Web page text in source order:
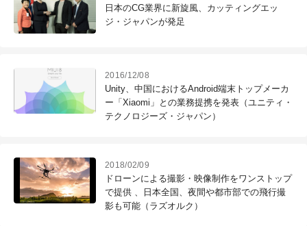
日本のCG業界に新旋風、カッティングエッ
ジ・ジャパンが発足
2016/12/08
Unity、中国におけるAndroid端末トップメーカ
ー「Xiaomi」との業務提携を発表（ユニティ・
テクノロジーズ・ジャパン）
2018/02/09
ドローンによる撮影・映像制作をワンストップ
で提供 、日本全国、夜間や都市部での飛行撮
影も可能（ラズオルク）